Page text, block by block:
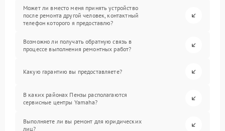
Может ли вместо меня принять устройство
после ремонта другой человек, контактный
телефон которого я предоставлю?
Возможно ли получать обратную связь в
процессе выполнения ремонтных работ?
Какую гарантию вы предоставляете?
В каких районах Пензы располагаются
сервисные центры Yamaha?
Выполняете ли вы ремонт для юридических
лиц?